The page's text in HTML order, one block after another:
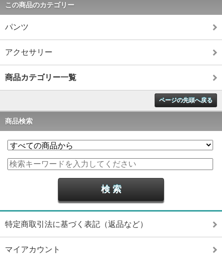
この商品のカテゴリー
パンツ
アクセサリー
商品カテゴリー一覧
ページの先頭へ戻る
商品検索
特定商取引法に基づく表記（返品など）
マイアカウント